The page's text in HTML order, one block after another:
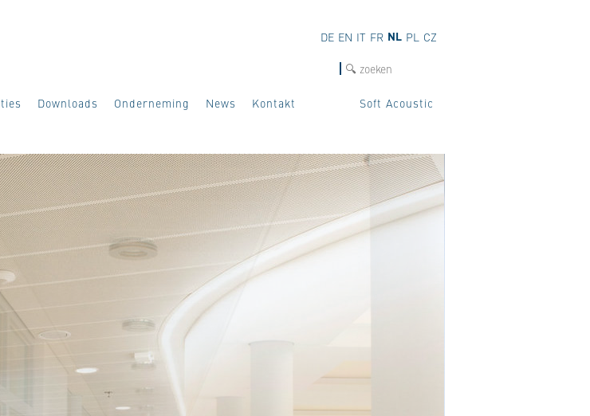
Downloads Onderneming News Kontakt Soft Acoustic
DE EN IT FR NL PL CZ